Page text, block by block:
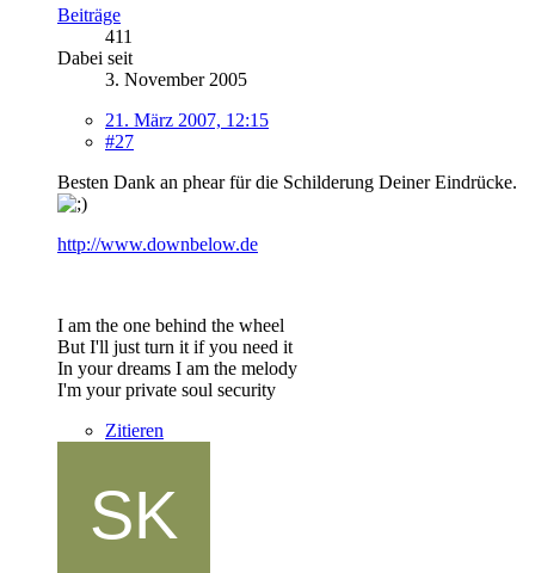
Beiträge
411
Dabei seit
3. November 2005
21. März 2007, 12:15
#27
Besten Dank an phear für die Schilderung Deiner Eindrücke.
http://www.downbelow.de
I am the one behind the wheel
But I'll just turn it if you need it
In your dreams I am the melody
I'm your private soul security
Zitieren